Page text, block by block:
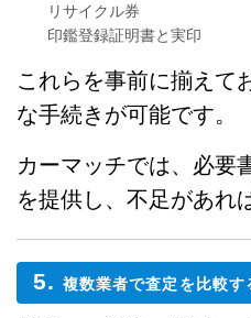
リサイクル券
印鑑登録証明書と実印
これらを事前に揃えて
な手続きが可能です。
カーマッチでは、必要
を提供し、不足があれ
5.複数業者で査定を比較す